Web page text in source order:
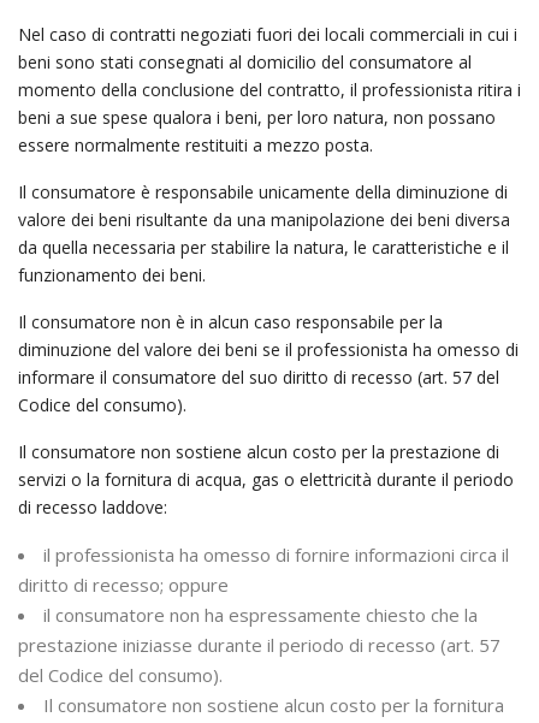
Nel caso di contratti negoziati fuori dei locali commerciali in cui i
beni sono stati consegnati al domicilio del consumatore al
momento della conclusione del contratto, il professionista ritira i
beni a sue spese qualora i beni, per loro natura, non possano
essere normalmente restituiti a mezzo posta.
Il consumatore è responsabile unicamente della diminuzione di
valore dei beni risultante da una manipolazione dei beni diversa
da quella necessaria per stabilire la natura, le caratteristiche e il
funzionamento dei beni.
Il consumatore non è in alcun caso responsabile per la
diminuzione del valore dei beni se il professionista ha omesso di
informare il consumatore del suo diritto di recesso (art. 57 del
Codice del consumo).
Il consumatore non sostiene alcun costo per la prestazione di
servizi o la fornitura di acqua, gas o elettricità durante il periodo
di recesso laddove:
il professionista ha omesso di fornire informazioni circa il
diritto di recesso; oppure
il consumatore non ha espressamente chiesto che la
prestazione iniziasse durante il periodo di recesso (art. 57
del Codice del consumo).
Il consumatore non sostiene alcun costo per la fornitura